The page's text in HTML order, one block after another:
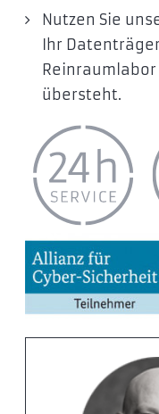
Nutzen Sie
Ihr
übersteht.